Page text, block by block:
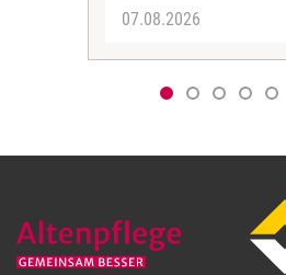
07.08.2026